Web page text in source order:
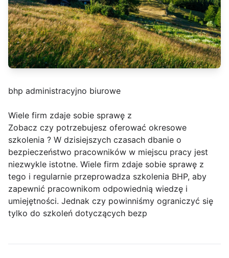
bhp administracyjno biurowe
Wiele firm zdaje sobie sprawę z
Zobacz czy potrzebujesz oferować okresowe
szkolenia ? W dzisiejszych czasach dbanie o
bezpieczeństwo pracowników w miejscu pracy jest
niezwykle istotne. Wiele firm zdaje sobie sprawę z
tego i regularnie przeprowadza szkolenia BHP, aby
zapewnić pracownikom odpowiednią wiedzę i
umiejętności. Jednak czy powinniśmy ograniczyć się
tylko do szkoleń dotyczących bezp